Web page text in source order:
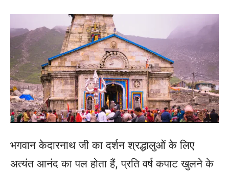
भगवान केदारनाथ जी का दर्शन श्रद्धालुओं के लिए
अत्यंत आनंद का पल होता हैं, प्रति वर्ष कपाट खुलने के